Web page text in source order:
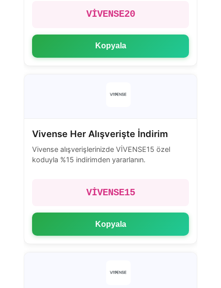
VİVENSE20
Kopyala
Vivense Her Alışverişte İndirim
Vivense alışverişlerinizde VİVENSE15 özel
koduyla %15 indirimden yararlanın.
VİVENSE15
Kopyala